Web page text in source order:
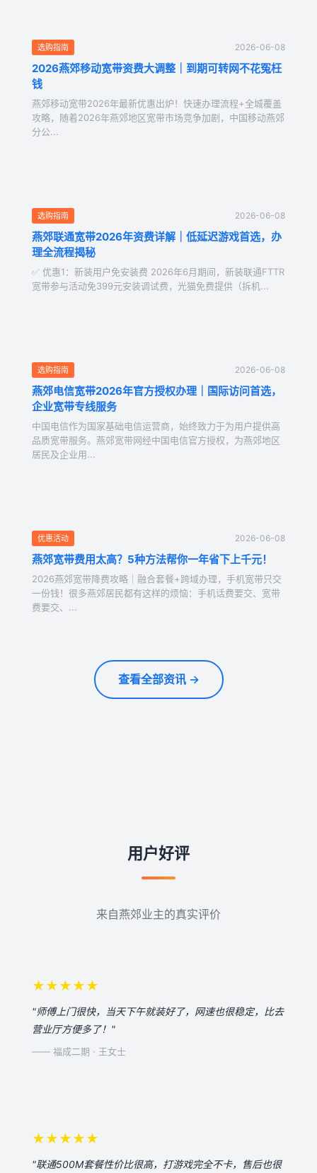
选购指南 2026-06-08
2026燕郊移动宽带资费大调整｜到期可转网不花冤枉
钱
燕郊移动宽带2026年最新优惠出炉！快速办理流程+全城覆盖
攻略，随着2026年燕郊地区宽带市场竞争加剧，中国移动燕郊
分公...
选购指南 2026-06-08
燕郊联通宽带2026年资费详解｜低延迟游戏首选，办
理全流程揭秘
✅ 优惠1：新装用户免安装费 2026年6月期间，新装联通FTTR
宽带参与活动免399元安装调试费，光猫免费提供（拆机...
选购指南 2026-06-08
燕郊电信宽带2026年官方授权办理｜国际访问首选，
企业宽带专线服务
中国电信作为国家基础电信运营商，始终致力于为用户提供高
品质宽带服务。燕郊宽带网经中国电信官方授权，为燕郊地区
居民及企业用...
优惠活动 2026-06-08
燕郊宽带费用太高？5种方法帮你一年省下上千元！
2026燕郊宽带降费攻略｜融合套餐+跨域办理，手机宽带只交
一份钱！很多燕郊居民都有这样的烦恼：手机话费要交、宽带
费要交、...
查看全部资讯 →
用户好评
来自燕郊业主的真实评价
★★★★★
"师傅上门很快，当天下午就装好了，网速也很稳定，比去
营业厅方便多了！"
—— 福成二期 · 王女士
★★★★★
"联通500M套餐性价比很高，打游戏完全不卡，售后也很